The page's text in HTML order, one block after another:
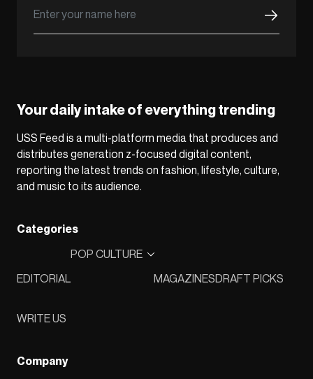
Your daily intake of everything trending
USS Feed is a multi-platform media that produces and
distributes generation z-focused digital content,
reporting the latest trends on fashion, lifestyle, culture,
and music to its audience.
Categories
EDITORIAL
POP CULTURE
MAGAZINESDRAFT PICKS
WRITE US
Company